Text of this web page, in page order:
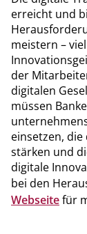
erreicht und
meistern –
der
digitalen
müssen
einsetzen,
stärken und
digitale
bei den
Webseitefür